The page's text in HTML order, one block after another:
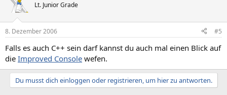
Lt. Junior Grade
8. Dezember 2006 #5
Falls es auch C++ sein darf kannst du auch mal einen Blick auf
die Improved Console wefen.
Du musst dich einloggen oder registrieren, um hier zu antworten.